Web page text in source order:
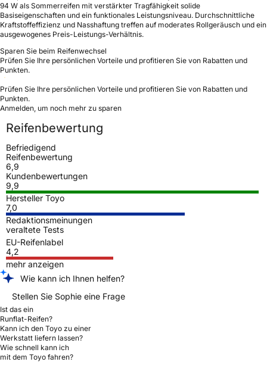
94 W als Sommerreifen mit verstärkter Tragfähigkeit solide
Basiseigenschaften und ein funktionales Leistungsniveau. Durchschnittliche
Kraftstoffeffizienz und Nasshaftung treffen auf moderates Rollgeräusch und ein
ausgewogenes Preis-Leistungs-Verhältnis.
Sparen Sie beim Reifenwechsel
Prüfen Sie Ihre persönlichen Vorteile und profitieren Sie von Rabatten und
Punkten.
Prüfen Sie Ihre persönlichen Vorteile und profitieren Sie von Rabatten und
Punkten.
Anmelden, um noch mehr zu sparen
Reifenbewertung
Befriedigend
Reifenbewertung
6,9
Kundenbewertungen
9,9
Hersteller Toyo
7,0
Redaktionsmeinungen
veraltete Tests
EU-Reifenlabel
4,2
mehr anzeigen
Wie kann ich Ihnen helfen?
Stellen Sie Sophie eine Frage
Ist das ein
Runflat-Reifen?
Kann ich den Toyo zu einer
Werkstatt liefern lassen?
Wie schnell kann ich
mit dem Toyo fahren?